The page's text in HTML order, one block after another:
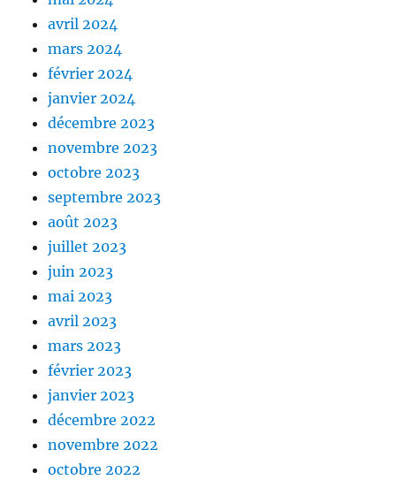
avril 2024
mars 2024
février 2024
janvier 2024
décembre 2023
novembre 2023
octobre 2023
septembre 2023
août 2023
juillet 2023
juin 2023
mai 2023
avril 2023
mars 2023
février 2023
janvier 2023
décembre 2022
novembre 2022
octobre 2022